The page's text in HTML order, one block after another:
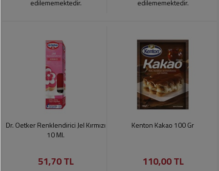
edilememektedir. edilememektedir.
Dr. Oetker Renklendirici Jel Kırmızı
10 Ml.
51,70 TL
Kenton Kakao 100 Gr
110,00 TL